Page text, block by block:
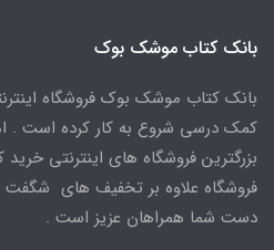
بانک کتاب موشک بوک
بانک کتاب موشک بوک فروشگاه
کمک درسی شروع به کار کرده است .
بزرگترین فروشگاه های اینترنتی
فروشگاه علاوه بر تخفیف های شگفت
دست شما همراهان عزیز است .